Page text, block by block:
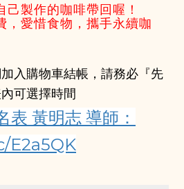
製作的咖啡帶回喔！
，愛惜食物，攜手永續咖
入購物車結帳，請務必『先
可選擇時間
表 黃明志 導師：
E2a5QK